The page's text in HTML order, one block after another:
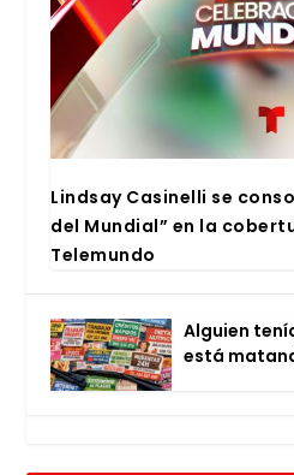
Lind­say Casi­ne­lli se
del Mun­dial” en la
Tele­mun­do
Alguien
está